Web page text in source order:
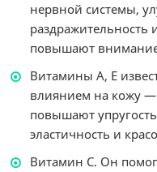
нервной системы,
раздражительность
повышают
Витамины А, Е
влиянием на кожу
повышают
эластичность и
Витамин С. Он